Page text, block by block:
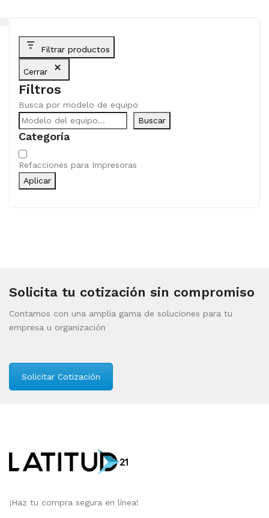
Filtrar productos
Cerrar
Filtros
Busca por modelo de equipo
Buscar
Categoría
Categoría
Refacciones para Impresoras
Aplicar
Solicita tu cotización sin compromiso
Contamos con una amplia gama de soluciones para tu
empresa u organización
Solicitar Cotización
¡Haz tu compra segura en línea!